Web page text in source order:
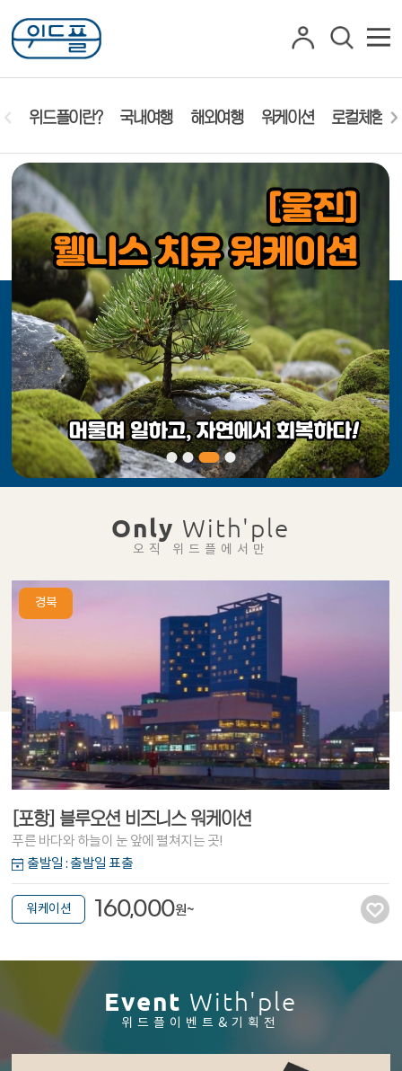
위드플이란? 국내여행 해외여행 워케이션 로컬체험
Only With'ple
오직 위드플에서만
스 워케이션
쳐지는 곳!
원~
경북
[울진] 웰니스 치유 워
Event With'ple
위드플이벤트&기획전